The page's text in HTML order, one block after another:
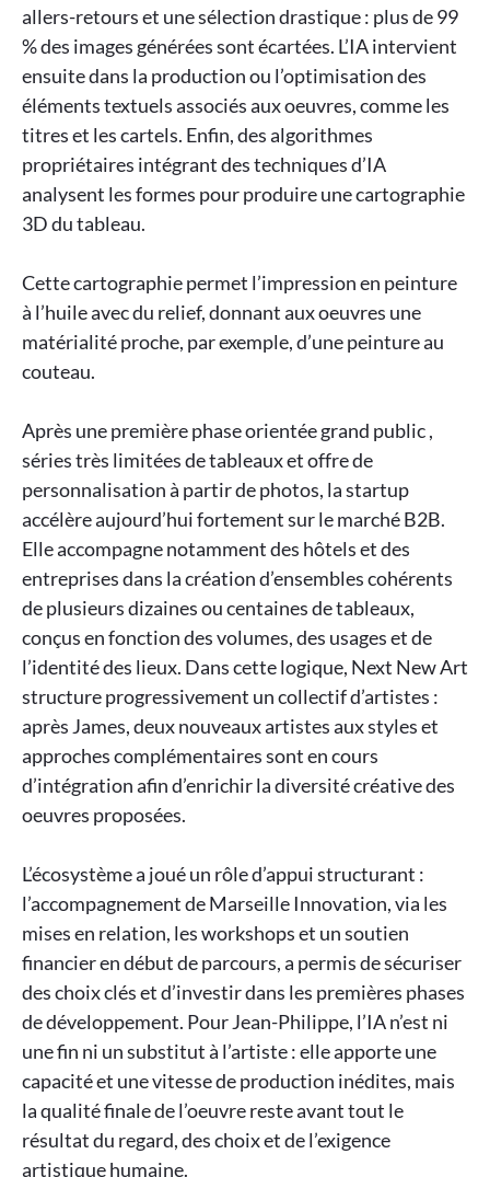
allers-retours et une sélection drastique : plus de 99
% des images générées sont écartées. L’IA intervient
ensuite dans la production ou l’optimisation des
éléments textuels associés aux oeuvres, comme les
titres et les cartels. Enfin, des algorithmes
propriétaires intégrant des techniques d’IA
analysent les formes pour produire une cartographie
3D du tableau.
Cette cartographie permet l’impression en peinture
à l’huile avec du relief, donnant aux oeuvres une
matérialité proche, par exemple, d’une peinture au
couteau.
Après une première phase orientée grand public ,
séries très limitées de tableaux et offre de
personnalisation à partir de photos, la startup
accélère aujourd’hui fortement sur le marché B2B.
Elle accompagne notamment des hôtels et des
entreprises dans la création d’ensembles cohérents
de plusieurs dizaines ou centaines de tableaux,
conçus en fonction des volumes, des usages et de
l’identité des lieux. Dans cette logique, Next New Art
structure progressivement un collectif d’artistes :
après James, deux nouveaux artistes aux styles et
approches complémentaires sont en cours
d’intégration afin d’enrichir la diversité créative des
oeuvres proposées.
L’écosystème a joué un rôle d’appui structurant :
l’accompagnement de Marseille Innovation, via les
mises en relation, les workshops et un soutien
financier en début de parcours, a permis de sécuriser
des choix clés et d’investir dans les premières phases
de développement. Pour Jean-Philippe, l’IA n’est ni
une fin ni un substitut à l’artiste : elle apporte une
capacité et une vitesse de production inédites, mais
la qualité finale de l’oeuvre reste avant tout le
résultat du regard, des choix et de l’exigence
artistique humaine.